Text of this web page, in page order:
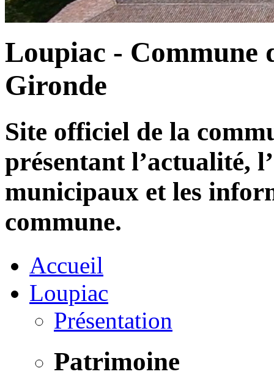
Loupiac - Commune
Gironde
Site officiel de la
présentant l’actualité,
municipaux et les
commune.
Accueil
Loupiac
Présentation
Patrimoine